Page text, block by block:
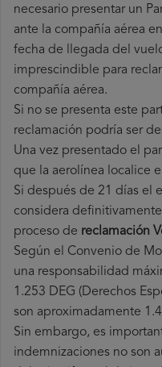
necesario presentar un
ante la compañía aérea
fecha de llegada del
imprescindible para
compañía aérea.
Si no se presenta este
reclamación podría ser
Una vez presentado el
que la aerolínea localice
Si después de 21 días el
considera
proceso de reclamación
Según el Convenio de
una responsabilidad
1.253 DEG (Derechos
son aproximadamente
Sin embargo, es
indemnizaciones no son